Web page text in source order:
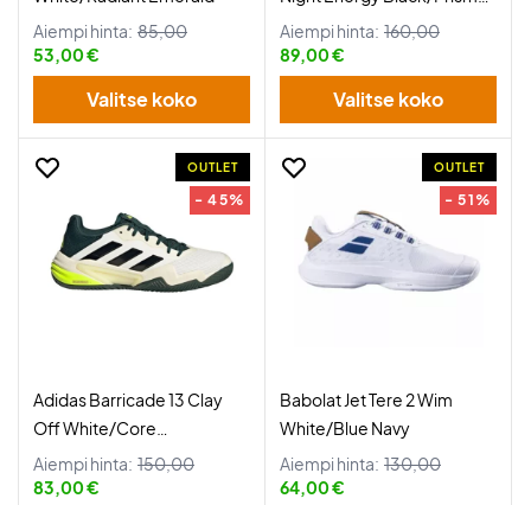
Aiempi hinta: 85,00
53,00 €
Valitse koko
Blue
Aiempi hinta: 160,00
89,00 €
Valitse koko
OUTLET
- 45%
Adidas Barricade 13 Clay
Off White/Core
Black/Aurora Ivy
Aiempi hinta: 150,00
83,00 €
OUTLET
- 51%
Babolat Jet Tere 2 Wim
White/Blue Navy
Aiempi hinta: 130,00
64,00 €